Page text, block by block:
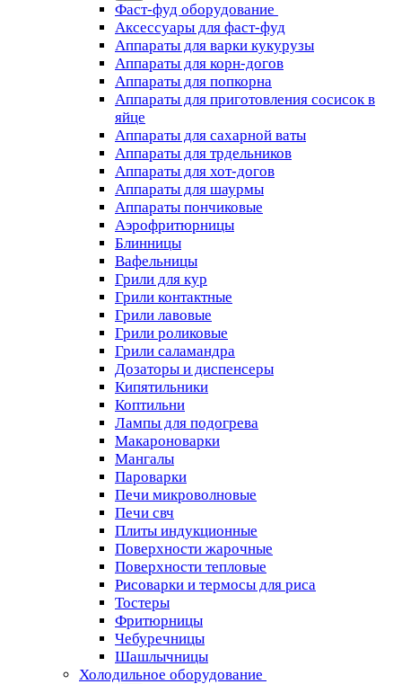
Фаст-фуд оборудование
Аксессуары для фаст-фуд
Аппараты для варки кукурузы
Аппараты для корн-догов
Аппараты для попкорна
Аппараты для приготовления сосисок в
яйце
Аппараты для сахарной ваты
Аппараты для трдельников
Аппараты для хот-догов
Аппараты для шаурмы
Аппараты пончиковые
Аэрофритюрницы
Блинницы
Вафельницы
Грили для кур
Грили контактные
Грили лавовые
Грили роликовые
Грили саламандра
Дозаторы и диспенсеры
Кипятильники
Коптильни
Лампы для подогрева
Макароноварки
Мангалы
Пароварки
Печи микроволновые
Печи свч
Плиты индукционные
Поверхности жарочные
Поверхности тепловые
Рисоварки и термосы для риса
Тостеры
Фритюрницы
Чебуречницы
Шашлычницы
Холодильное оборудование